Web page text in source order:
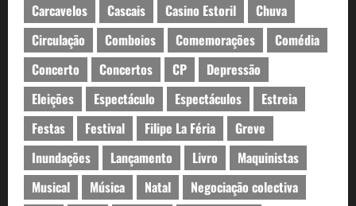
Carcavelos
Cascais Casino Estoril
Chuva
Circulação
Comboios Comemorações
Comédia
Concerto
Concertos CP
Depressão
Eleições
Espectáculo Espectáculos
Estreia
Festas
Festival Filipe La Féria
Greve
Inundações
Lançamento Livro
Maquinistas
Musical
Música Natal
Negociação colectiva